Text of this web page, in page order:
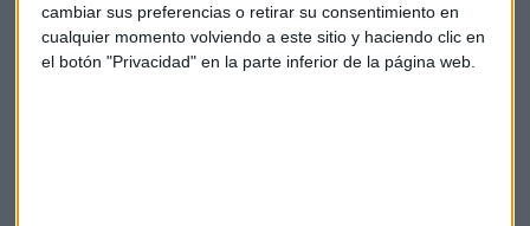
cambiar sus preferencias o retirar su consentimiento en
cualquier momento volviendo a este sitio y haciendo clic en
el botón "Privacidad" en la parte inferior de la página web.
Washington ha anunciado 28000 millones de dólares en
subsidios para los agricultores que fueron afectados por la
guerra del comercio.